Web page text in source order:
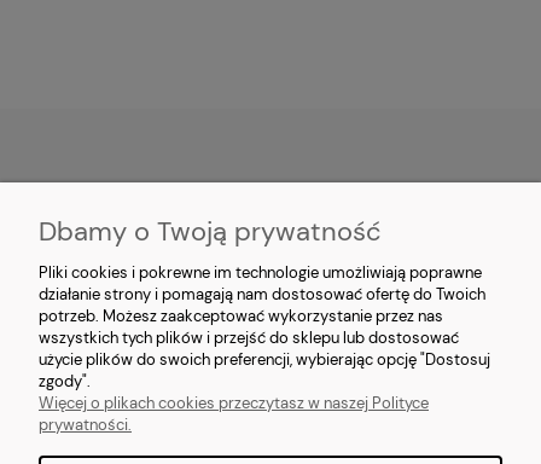
PŁATNOŚCI I DOSTAWA
INFORMACJE
O NAS
Dbamy o Twoją prywatność
Pliki cookies i pokrewne im technologie umożliwiają poprawne
działanie strony i pomagają nam dostosować ofertę do Twoich
potrzeb. Możesz zaakceptować wykorzystanie przez nas
wszystkich tych plików i przejść do sklepu lub dostosować
użycie plików do swoich preferencji, wybierając opcję "Dostosuj
zgody".
Więcej o plikach cookies przeczytasz w naszej Polityce
prywatności.